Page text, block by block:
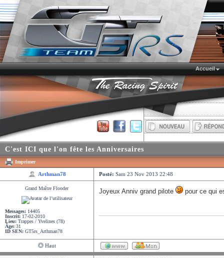
Accueil
Écrire un nouveau
sujet
Répondre
C'est ICI que l'on fête les Anniversaires
Imprimer
Arthman78 Posté: Sam 23 Nov 2013 22:48
Grand Maître Flooder
Messages: 14405
Inscrit: 17-02-2010
Lieu: Trappes / Yvelines (78)
Âge: 31
ID SEN: GT5rs_Arthman78
Joyeux Anniv grand pilote pour ce qui
Haut